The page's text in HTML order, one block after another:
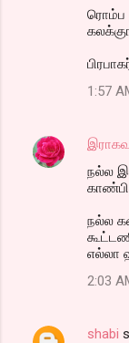
ரொம்ப
1:57
நல்ல
நல்ல
எல்லா
2:03
shabi